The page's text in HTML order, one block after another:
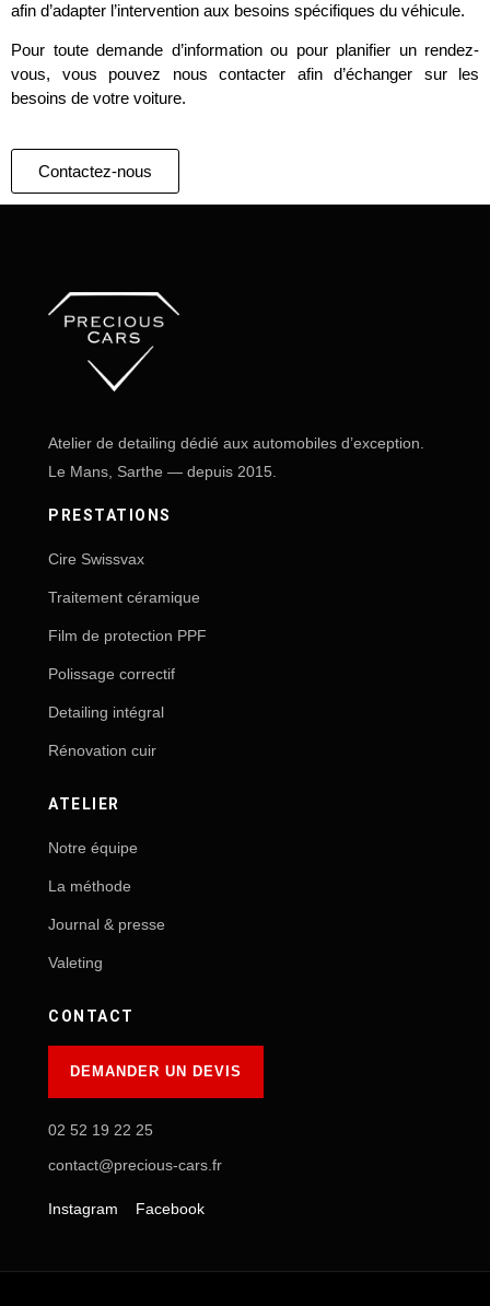
afin d’adapter l’intervention aux besoins spécifiques du véhicule.
Pour toute demande d’information ou pour planifier un rendez-
vous, vous pouvez nous contacter afin d’échanger sur les
besoins de votre voiture.
Contactez-nous
Atelier de detailing dédié aux automobiles d’exception.
Le Mans, Sarthe — depuis 2015.
PRESTATIONS
Cire Swissvax
Traitement céramique
Film de protection PPF
Polissage correctif
Detailing intégral
Rénovation cuir
ATELIER
Notre équipe
La méthode
Journal & presse
Valeting
CONTACT
DEMANDER UN DEVIS
02 52 19 22 25
contact@precious-cars.fr
Instagram Facebook